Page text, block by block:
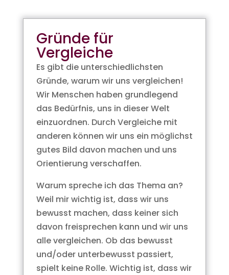
Gründe für
Vergleiche
Es gibt die unterschiedlichsten
Gründe, warum wir uns vergleichen!
Wir Menschen haben grundlegend
das Bedürfnis, uns in dieser Welt
einzuordnen. Durch Vergleiche mit
anderen können wir uns ein möglichst
gutes Bild davon machen und uns
Orientierung verschaffen.
Warum spreche ich das Thema an?
Weil mir wichtig ist, dass wir uns
bewusst machen, dass keiner sich
davon freisprechen kann und wir uns
alle vergleichen. Ob das bewusst
und/oder unterbewusst passiert,
spielt keine Rolle. Wichtig ist, dass wir